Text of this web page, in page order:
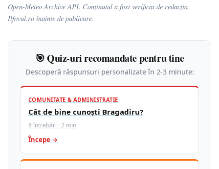
Open-Meteo Archive API. Conținutul a fost verificat de redacția
Ilfovul.ro înainte de publicare.
🎯 Quiz-uri recomandate pentru tine
Descoperă răspunsuri personalizate în 2-3 minute:
COMUNITATE & ADMINISTRAȚIE
Cât de bine cunoști Bragadiru?
8 întrebări · 2 min
Începe →